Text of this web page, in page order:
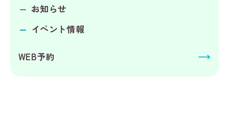
お知らせ
イベント情報
WEB予約